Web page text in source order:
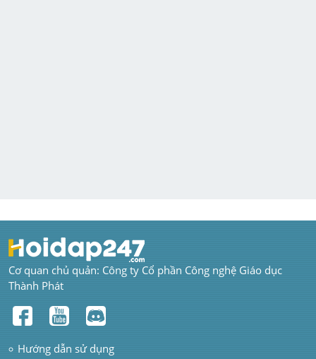
Cơ quan chủ quản: Công ty Cổ phần Công nghệ Giáo dục
Thành Phát
Hướng dẫn sử dụng